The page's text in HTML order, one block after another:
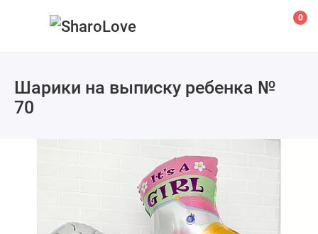
0
Шарики на выписку ребенка №
70